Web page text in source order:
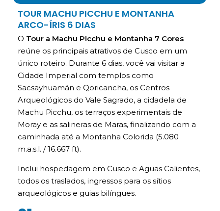
TOUR MACHU PICCHU E MONTANHA
ARCO-ÍRIS 6 DIAS
O Tour a Machu Picchu e Montanha 7 Cores
reúne os principais atrativos de Cusco em um
único roteiro. Durante 6 dias, você vai visitar a
Cidade Imperial com templos como
Sacsayhuamán e Qoricancha, os Centros
Arqueológicos do Vale Sagrado, a cidadela de
Machu Picchu, os terraços experimentais de
Moray e as salineras de Maras, finalizando com a
caminhada até a Montanha Colorida (5.080
m.a.s.l. / 16.667 ft).
Inclui hospedagem em Cusco e Aguas Calientes,
todos os traslados, ingressos para os sítios
arqueológicos e guias bilíngues.